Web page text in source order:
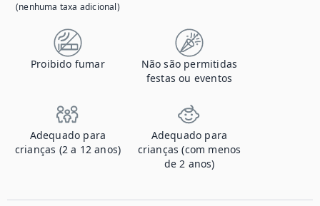
(nenhuma taxa adicional)
Proibido fumar
Não são permitidas
festas ou eventos
Adequado para
crianças (2 a 12 anos)
Adequado para
crianças (com menos
de 2 anos)